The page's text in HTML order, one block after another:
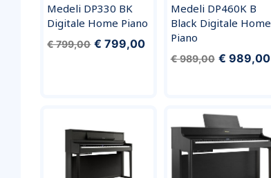
Medeli DP330 BK
Digitale Home Piano
€ 799,00 € 799,00
Medeli DP460K B
Black Digitale Home
Piano
€ 989,00 € 989,00